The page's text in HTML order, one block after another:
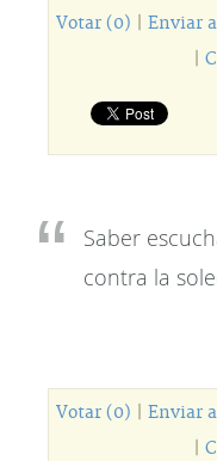
Votar (0) Enviar
Saber
contra la
Votar (0) Enviar